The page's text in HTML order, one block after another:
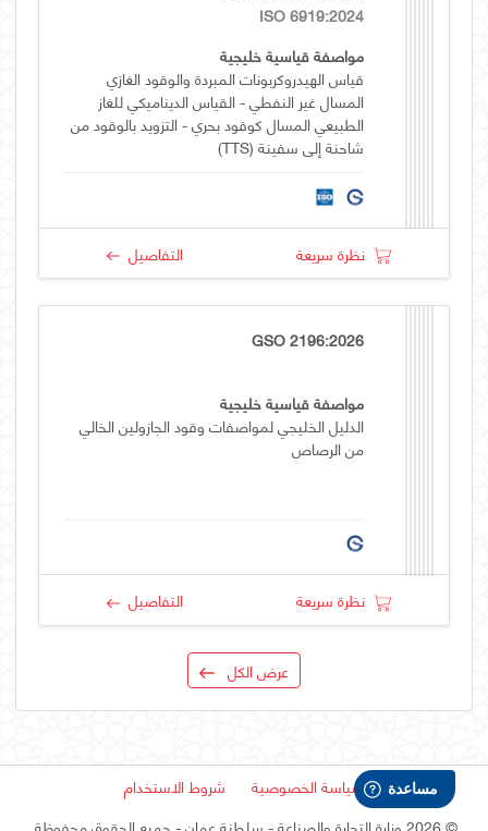
ISO 6919:2024
مواصفة قياسية خليجية
قياس الهيدروكربونات المبردة والوقود الغازي
المسال غير النفطي - القياس الديناميكي للغاز
الطبيعي المسال كوقود بحري - التزويد بالوقود من
شاحنة إلى سفينة (TTS)
نظرة سريعة التفاصيل
GSO 2196:2026
مواصفة قياسية خليجية
الدليل الخليجي لمواصفات وقود الجازولين الخالي
من الرصاص
نظرة سريعة التفاصيل
عرض الكل
سياسة الخصوصية
شروط الاستخدام